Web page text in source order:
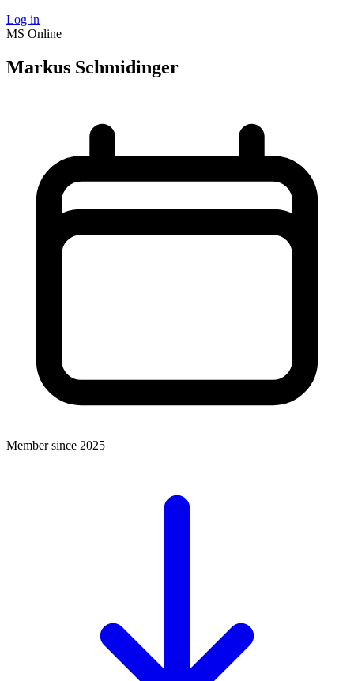
Log in
MS Online
Markus Schmidinger
Member since 2025